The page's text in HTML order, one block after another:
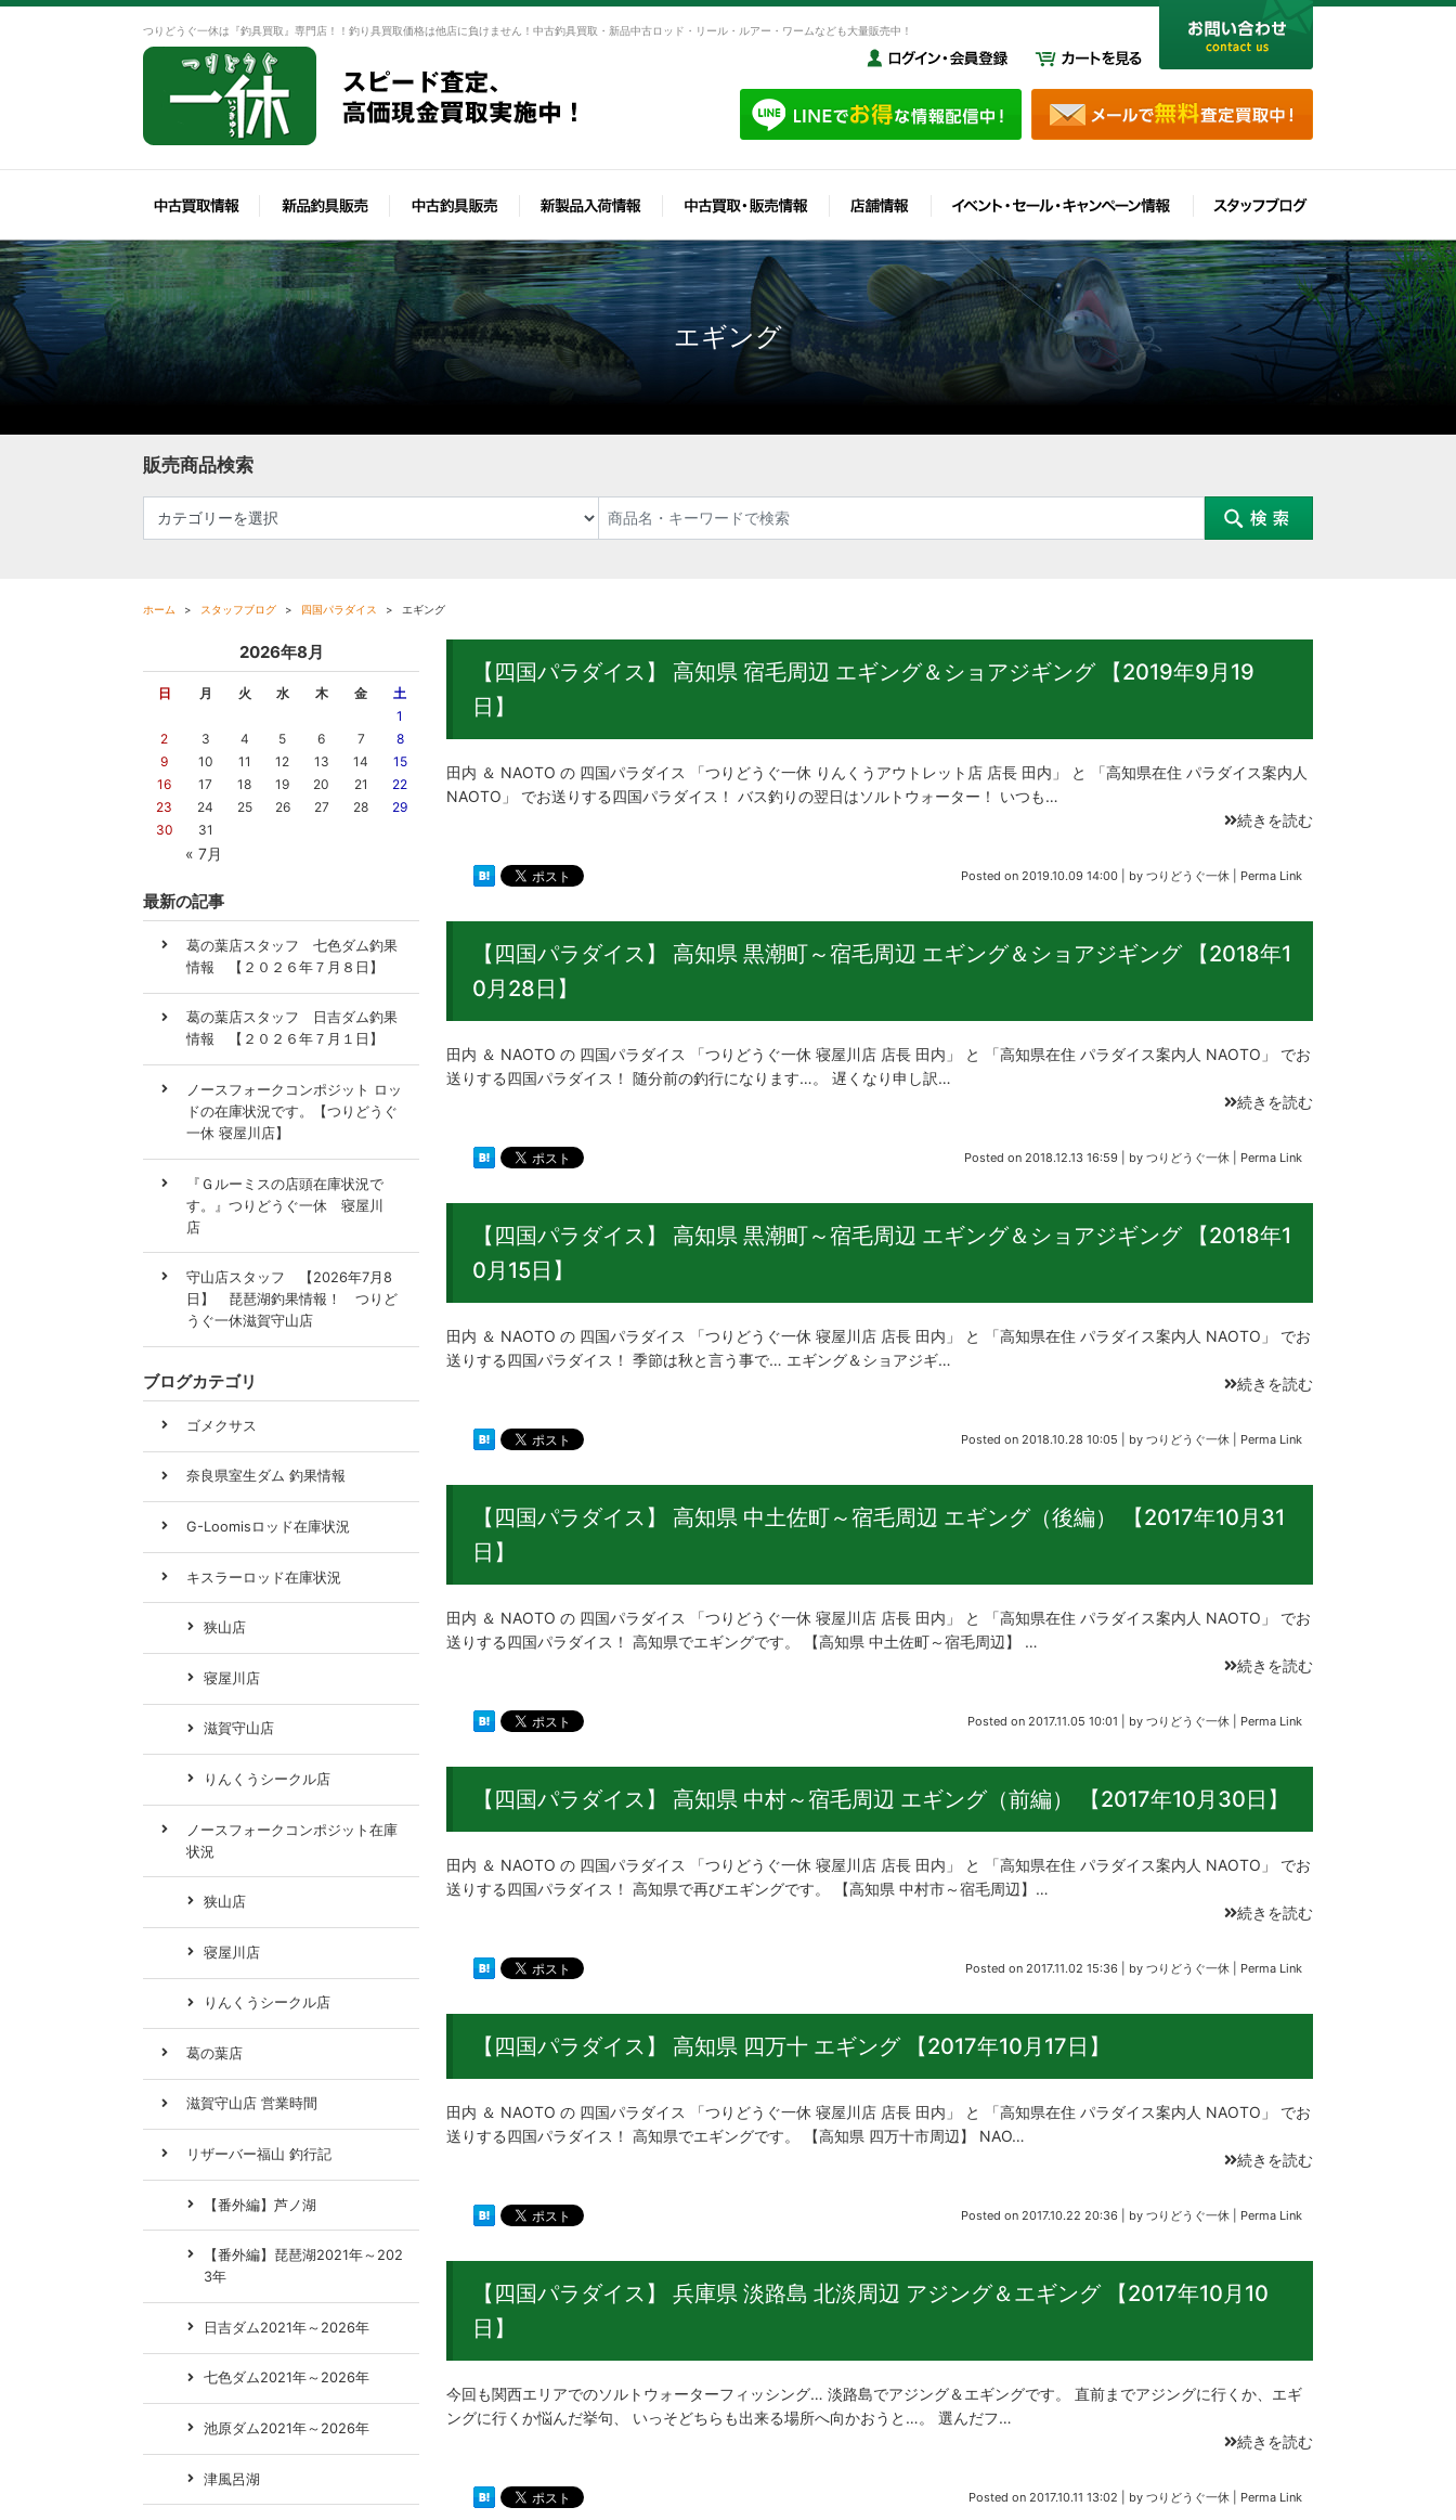
つりどうぐ一休は『釣具買取』専門店！！釣り具買取価格は他店に負けません！中古釣具買取・新品中古ロッド・リール・ルアー・ワームなども大量販売中！
エギング
販売商品検索
ホーム スタッフブログ 四国パラダイス エギング
【四国パラダイス】 高知県 宿毛周辺 エギング＆ショアジギング 【2019年9月19
日】
田内 ＆ NAOTO の 四国パラダイス 「つりどうぐ一休 りんくうアウトレット店 店長 田内」 と 「高知県在住 パラダイス案内人
NAOTO」 でお送りする四国パラダイス！ バス釣りの翌日はソルトウォーター！ いつも…
続きを読む
Posted on 2019.10.09 14:00 by つりどうぐ一休 Perma Link
【四国パラダイス】 高知県 黒潮町～宿毛周辺 エギング＆ショアジギング 【2018年1
0月28日】
田内 ＆ NAOTO の 四国パラダイス 「つりどうぐ一休 寝屋川店 店長 田内」 と 「高知県在住 パラダイス案内人 NAOTO」 でお
送りする四国パラダイス！ 随分前の釣行になります…。 遅くなり申し訳…
続きを読む
Posted on 2018.12.13 16:59 by つりどうぐ一休 Perma Link
【四国パラダイス】 高知県 黒潮町～宿毛周辺 エギング＆ショアジギング 【2018年1
0月15日】
田内 ＆ NAOTO の 四国パラダイス 「つりどうぐ一休 寝屋川店 店長 田内」 と 「高知県在住 パラダイス案内人 NAOTO」 でお
送りする四国パラダイス！ 季節は秋と言う事で… エギング＆ショアジギ…
続きを読む
Posted on 2018.10.28 10:05 by つりどうぐ一休 Perma Link
【四国パラダイス】 高知県 中土佐町～宿毛周辺 エギング（後編） 【2017年10月31
日】
田内 ＆ NAOTO の 四国パラダイス 「つりどうぐ一休 寝屋川店 店長 田内」 と 「高知県在住 パラダイス案内人 NAOTO」 でお
送りする四国パラダイス！ 高知県でエギングです。 【高知県 中土佐町～宿毛周辺】 …
続きを読む
Posted on 2017.11.05 10:01 by つりどうぐ一休 Perma Link
【四国パラダイス】 高知県 中村～宿毛周辺 エギング（前編） 【2017年10月30日】
田内 ＆ NAOTO の 四国パラダイス 「つりどうぐ一休 寝屋川店 店長 田内」 と 「高知県在住 パラダイス案内人 NAOTO」 でお
送りする四国パラダイス！ 高知県で再びエギングです。 【高知県 中村市～宿毛周辺】…
続きを読む
Posted on 2017.11.02 15:36 by つりどうぐ一休 Perma Link
【四国パラダイス】 高知県 四万十 エギング 【2017年10月17日】
田内 ＆ NAOTO の 四国パラダイス 「つりどうぐ一休 寝屋川店 店長 田内」 と 「高知県在住 パラダイス案内人 NAOTO」 でお
送りする四国パラダイス！ 高知県でエギングです。 【高知県 四万十市周辺】 NAO…
続きを読む
Posted on 2017.10.22 20:36 by つりどうぐ一休 Perma Link
【四国パラダイス】 兵庫県 淡路島 北淡周辺 アジング＆エギング 【2017年10月10
日】
今回も関西エリアでのソルトウォーターフィッシング… 淡路島でアジング＆エギングです。 直前までアジングに行くか、エギ
ングに行くか悩んだ挙句、 いっそどちらも出来る場所へ向かおうと…。 選んだフ…
続きを読む
Posted on 2017.10.11 13:02 by つりどうぐ一休 Perma Link
2026年8月
日 月 火 水 木 金 土
« 7月
1
2
3 4 5 6 7
8
9
10 11 12 13 14
15
16
17 18 19 20 21
22
23
24 25 26 27 28
29
30
31
最新の記事
葛の葉店スタッフ 七色ダム釣果
情報 【２０２６年７月８日】
葛の葉店スタッフ 日吉ダム釣果
情報 【２０２６年７月１日】
ノースフォークコンポジット ロッ
ドの在庫状況です。【つりどうぐ
一休 寝屋川店】
『Ｇルーミスの店頭在庫状況で
す。』つりどうぐ一休 寝屋川
店
守山店スタッフ 【2026年7月8
日】 琵琶湖釣果情報！ つりど
うぐ一休滋賀守山店
ブログカテゴリ
ゴメクサス
奈良県室生ダム 釣果情報
G-Loomisロッド在庫状況
キスラーロッド在庫状況
狭山店
寝屋川店
滋賀守山店
りんくうシークル店
ノースフォークコンポジット在庫
状況
狭山店
寝屋川店
りんくうシークル店
葛の葉店
滋賀守山店 営業時間
リザーバー福山 釣行記
【番外編】芦ノ湖
【番外編】琵琶湖2021年～202
3年
日吉ダム2021年～2026年
七色ダム2021年～2026年
池原ダム2021年～2026年
津風呂湖